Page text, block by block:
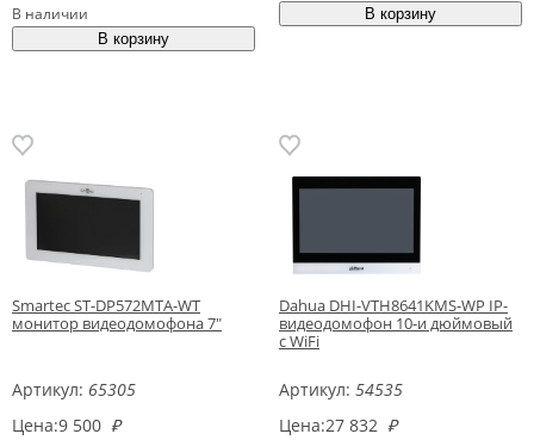
В наличии
Smartec ST-DP572MTA-WT
монитор видеодомофона 7"
Артикул: 65305
Цена:9 500 ₽
Dahua DHI-VTH8641KMS-WP IP-
видеодомофон 10-и дюймовый
с WiFi
Артикул: 54535
Цена:27 832 ₽